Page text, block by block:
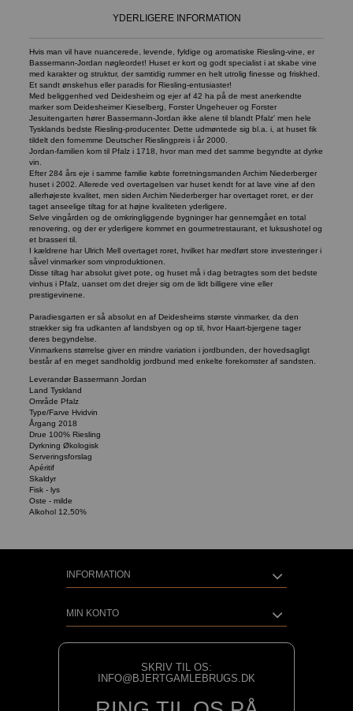
YDERLIGERE INFORMATION
Hvis man vil have nuancerede, levende, fyldige og aromatiske Riesling-vine, er
Bassermann-Jordan nøgleordet! Huset er kort og godt specialist i at skabe vine
med karakter og struktur, der samtidig rummer en helt utrolig finesse og friskhed.
Et sandt ønskehus eller paradis for Riesling-entusiaster!
Med beliggenhed ved Deidesheim og ejer af 42 ha på de mest anerkendte
marker som Deidesheimer Kieselberg, Forster Ungeheuer og Forster
Jesuitengarten hører Bassermann-Jordan ikke alene til blandt Pfalz' men hele
Tysklands bedste Riesling-producenter. Dette udmøntede sig bl.a. i, at huset fik
tildelt den fornemme Deutscher Rieslingpreis i år 2000.
Jordan-familien kom til Pfalz i 1718, hvor man med det samme begyndte at dyrke
vin.
Efter 284 års eje i samme familie købte forretningsmanden Archim Niederberger
huset i 2002. Allerede ved overtagelsen var huset kendt for at lave vine af den
allerhøjeste kvalitet, men siden Archim Niederberger har overtaget roret, er der
taget anseelige tiltag for at højne kvaliteten yderligere.
Selve vingården og de omkringliggende bygninger har gennemgået en total
renovering, og der er yderligere kommet en gourmetrestaurant, et luksushotel og
et brasseri til.
I kældrene har Ulrich Mell overtaget roret, hvilket har medført store investeringer i
såvel vinmarker som vinproduktionen.
Disse tiltag har absolut givet pote, og huset må i dag betragtes som det bedste
vinhus i Pfalz, uanset om det drejer sig om de lidt billigere vine eller
prestigevinene.
Paradiesgarten er så absolut en af Deidesheims største vinmarker, da den
strækker sig fra udkanten af landsbyen og op til, hvor Haart-bjergene tager
deres begyndelse.
Vinmarkens størrelse giver en mindre variation i jordbunden, der hovedsagligt
består af en meget sandholdig jordbund med enkelte forekomster af sandsten.
Leverandør Bassermann Jordan
Land Tyskland
Område Pfalz
Type/Farve Hvidvin
Årgang 2018
Drue 100% Riesling
Dyrkning Økologisk
Serveringsforslag
Apéritif
Skaldyr
Fisk - lys
Oste - milde
Alkohol 12,50%
INFORMATION
MIN KONTO
SKRIV TIL OS:
INFO@BJERTGAMLEBRUGS.DK